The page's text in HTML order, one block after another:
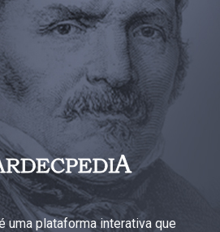
uma plataforma interativa que